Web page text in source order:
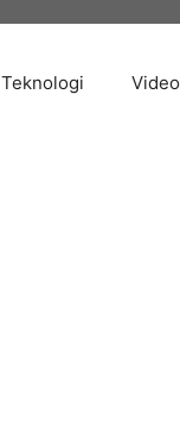
Teknologi Video